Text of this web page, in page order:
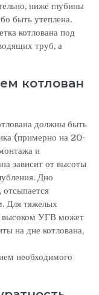
ниже глубины
быть утеплена.
котлована под
труб, а
котлован
должны быть
(примерно на 20-
и
зависит от высоты
Дно
отсыпается
Для тяжелых
высоком УГВ может
на дне котлована,
необходимого